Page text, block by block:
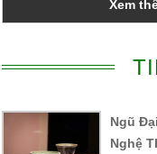
Xem
Ngũ
Nghệ